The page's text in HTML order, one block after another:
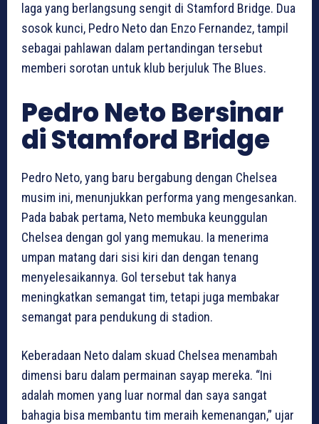
laga yang berlangsung sengit di Stamford Bridge. Dua
sosok kunci, Pedro Neto dan Enzo Fernandez, tampil
sebagai pahlawan dalam pertandingan tersebut
memberi sorotan untuk klub berjuluk The Blues.
Pedro Neto Bersinar
di Stamford Bridge
Pedro Neto, yang baru bergabung dengan Chelsea
musim ini, menunjukkan performa yang mengesankan.
Pada babak pertama, Neto membuka keunggulan
Chelsea dengan gol yang memukau. Ia menerima
umpan matang dari sisi kiri dan dengan tenang
menyelesaikannya. Gol tersebut tak hanya
meningkatkan semangat tim, tetapi juga membakar
semangat para pendukung di stadion.
Keberadaan Neto dalam skuad Chelsea menambah
dimensi baru dalam permainan sayap mereka. “Ini
adalah momen yang luar normal dan saya sangat
bahagia bisa membantu tim meraih kemenangan,” ujar